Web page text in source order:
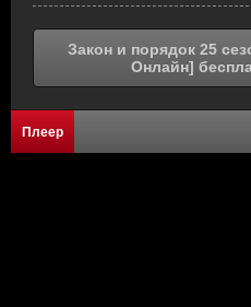
Закон и порядок 25
Онлайн]
Плеер